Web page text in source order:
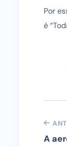
Por
é
A